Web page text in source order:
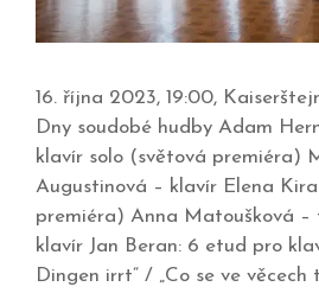
16. října 2023, 19:00,
Dny soudobé hudby Adam
klavír solo (světová premiéra)
Augustinová – klavír Elena
premiéra) Anna Matoušková –
klavír Jan Beran: 6 etud pro
Dingen irrt“ / „Co se ve věcech